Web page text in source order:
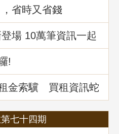
省時又省錢
場 10萬筆資訊一起
!
金索驥 買租資訊蛇
七十四期